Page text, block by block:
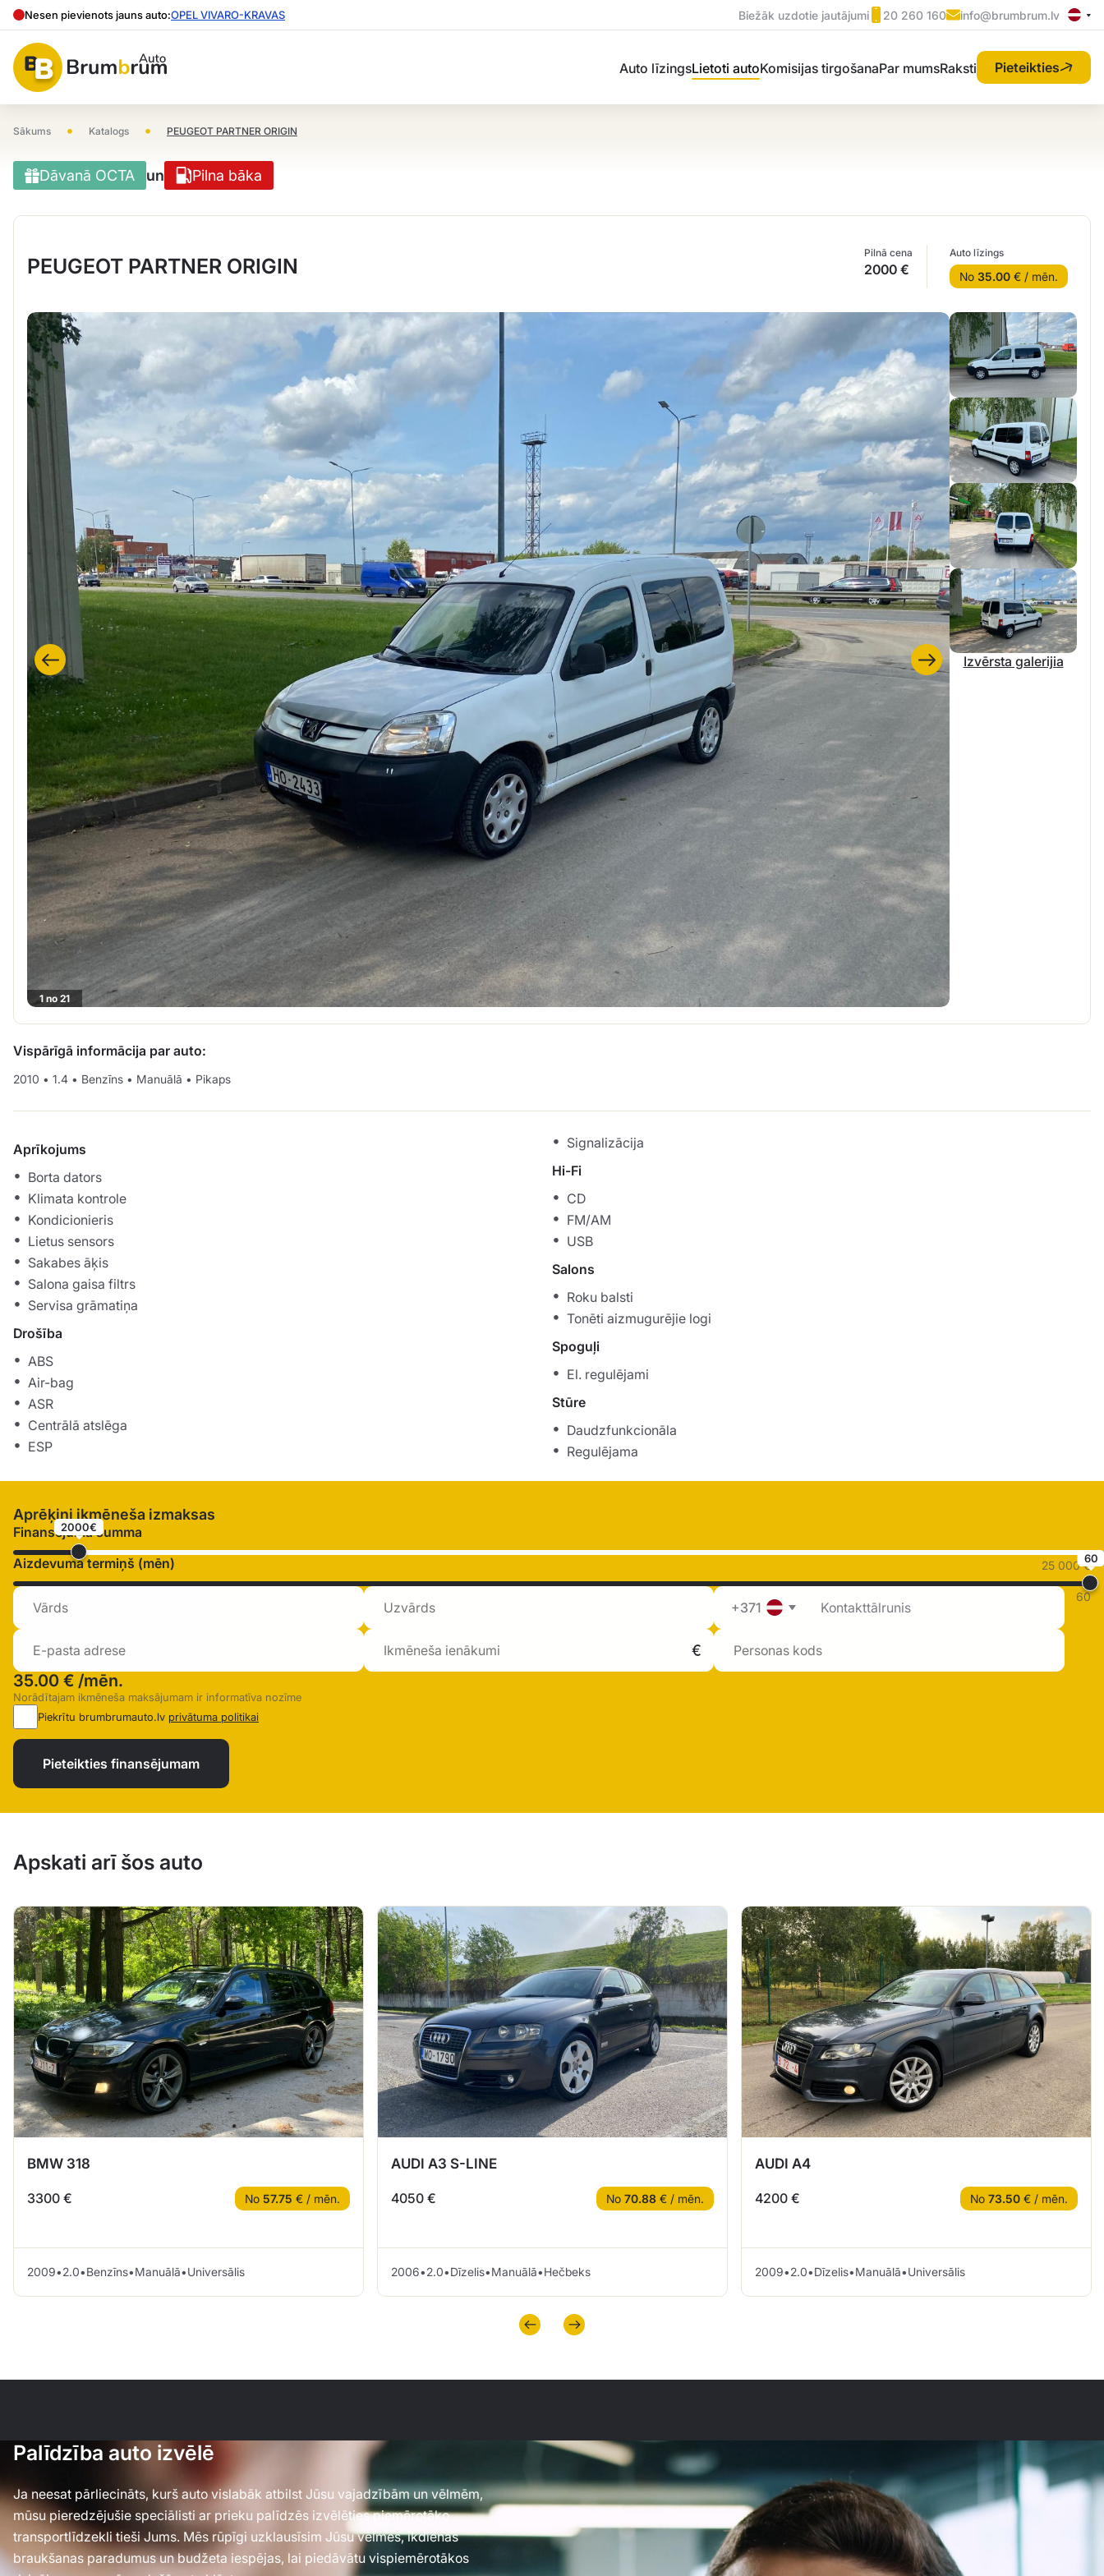
Nesen pievienots jauns auto:OPEL VIVARO-KRAVAS Biežāk uzdotie jautājumi 20 260 160 info@brumbrum.lv
Auto līzingsLietoti autoKomisijas tirgošanaPar mumsRaksti Pieteikties
Sākums • Katalogs • PEUGEOT PARTNER ORIGIN
Dāvanā OCTA un Pilna bāka
PEUGEOT PARTNER ORIGIN
Pilnā cena
2000 €
Auto līzings
No 35.00 € / mēn.
1 no 21
Izvērsta galerijia
Vispārīgā informācija par auto:
2010 • 1.4 • Benzīns • Manuālā • Pikaps
Aprīkojums
Borta dators
Klimata kontrole
Kondicionieris
Lietus sensors
Sakabes āķis
Salona gaisa filtrs
Servisa grāmatiņa
Drošība
ABS
Air-bag
ASR
Centrālā atslēga
ESP
Signalizācija
Hi-Fi
CD
FM/AM
USB
Salons
Roku balsti
Tonēti aizmugurējie logi
Spoguļi
El. regulējami
Stūre
Daudzfunkcionāla
Regulējama
Aprēķini ikmēneša izmaksas
Finansējuma summa
2000€
25 000 €
Aizdevuma termiņš (mēn) 60
60
+371
35.00 € /mēn.
Norādītajam ikmēneša maksājumam ir informatīva nozīme
Piekrītu brumbrumauto.lv privātuma politikai
Pieteikties finansējumam
Apskati arī šos auto
BMW 318
3300 € No 57.75 € / mēn.
2009•2.0•Benzīns•Manuālā•Universālis
AUDI A3 S-LINE
4050 € No 70.88 € / mēn.
2006•2.0•Dīzelis•Manuālā•Hečbeks
AUDI A4
4200 € No 73.50 € / mēn.
2009•2.0•Dīzelis•Manuālā•Universālis
Palīdzība auto izvēlē
Ja neesat pārliecināts, kurš auto vislabāk atbilst Jūsu vajadzībām un vēlmēm,
mūsu pieredzējušie speciālisti ar prieku palīdzēs izvēlēties piemērotāko
transportlīdzekli tieši Jums. Mēs rūpīgi uzklausīsim Jūsu vēlmes, ikdienas
braukšanas paradumus un budžeta iespējas, lai piedāvātu vispiemērotākos